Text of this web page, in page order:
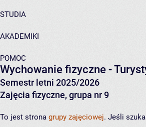
STUDIA
AKADEMIKI
POMOC
Wychowanie fizyczne -
Semestr letni 2025/2026
Zajęcia fizyczne, grupa nr 9
To jest strona grupy zajęciowej. Jeśli